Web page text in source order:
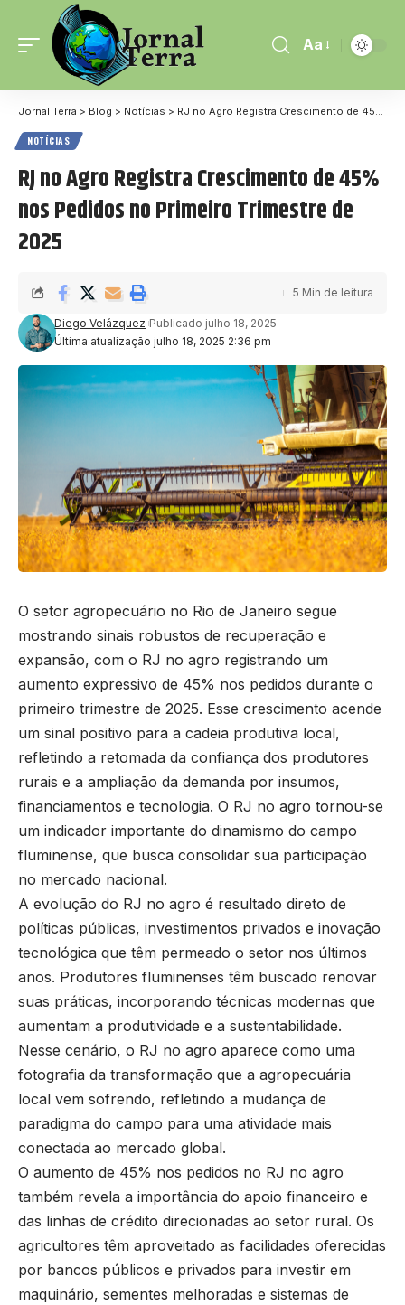
Aa
Jornal Terra > Blog > Notícias > RJ no Agro Registra Crescimento de 45% nos Pedidos no Primeiro Trimestre de 2025
NOTÍCIAS
RJ no Agro Registra Crescimento de 45%
nos Pedidos no Primeiro Trimestre de
2025
Última atualização julho 18, 2025 2:36 pm
Diego Velázquez Publicado julho 18, 2025
5 Min de leitura
O setor agropecuário no Rio de Janeiro segue
mostrando sinais robustos de recuperação e
expansão, com o RJ no agro registrando um
aumento expressivo de 45% nos pedidos durante o
primeiro trimestre de 2025. Esse crescimento acende
um sinal positivo para a cadeia produtiva local,
refletindo a retomada da confiança dos produtores
rurais e a ampliação da demanda por insumos,
financiamentos e tecnologia. O RJ no agro tornou-se
um indicador importante do dinamismo do campo
fluminense, que busca consolidar sua participação
no mercado nacional.
A evolução do RJ no agro é resultado direto de
políticas públicas, investimentos privados e inovação
tecnológica que têm permeado o setor nos últimos
anos. Produtores fluminenses têm buscado renovar
suas práticas, incorporando técnicas modernas que
aumentam a produtividade e a sustentabilidade.
Nesse cenário, o RJ no agro aparece como uma
fotografia da transformação que a agropecuária
local vem sofrendo, refletindo a mudança de
paradigma do campo para uma atividade mais
conectada ao mercado global.
O aumento de 45% nos pedidos no RJ no agro
também revela a importância do apoio financeiro e
das linhas de crédito direcionadas ao setor rural. Os
agricultores têm aproveitado as facilidades oferecidas
por bancos públicos e privados para investir em
maquinário, sementes melhoradas e sistemas de